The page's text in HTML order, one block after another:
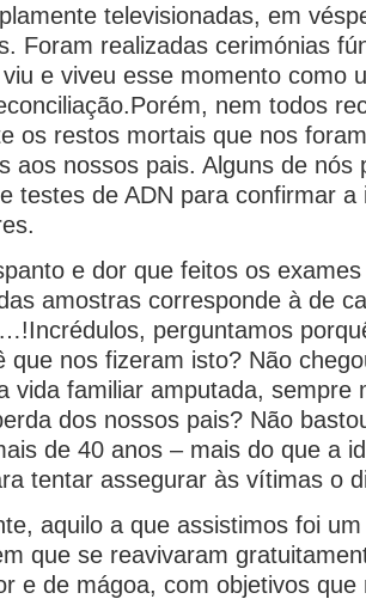
televisionadas, em
Foram realizadas cerimónias
e viveu esse momento como
nem todos
os restos mortais que nos
aos nossos pais. Alguns de nós
testes de ADN para confirmar a
e dor que feitos os
amostras corresponde à de
perguntamos
que nos fizeram isto? Não
vida familiar amputada, sempre
dos nossos pais? Não
de 40 anos – mais do que a
tentar assegurar às vítimas o
aquilo a que assistimos foi
que se reavivaram
e de mágoa, com objetivos